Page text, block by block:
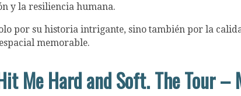
y la resiliencia humana.
por su historia intrigante, sino también por la
memorable.
Me Hard and Soft. The Tour –